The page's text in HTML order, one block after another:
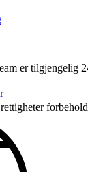
er tilgjengelig